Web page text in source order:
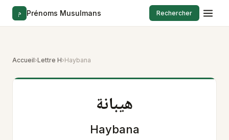
م Prénoms Musulmans Rechercher
Accueil›Lettre H›Haybana
هيبانة
Haybana